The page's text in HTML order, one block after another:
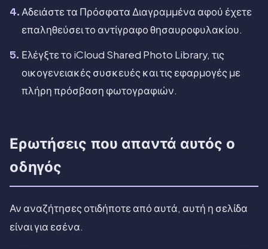
Αδειάστε τα Πρόσφατα Διαγραμμένα αφού έχετε
επαληθεύσει το αντίγραφο θησαυροφυλακίου.
Ελέγξτε το iCloud Shared Photo Library, τις
οικογενειακές συσκευές και τις εφαρμογές με
πλήρη πρόσβαση φωτογραφιών.
Ερωτήσεις που απαντά αυτός ο
οδηγός
Αν αναζήτησες οτιδήποτε από αυτά, αυτή η σελίδα
είναι για εσένα.